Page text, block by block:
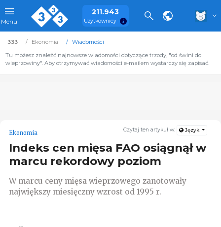
Menu
211.943
Użytkownicy
333 Ekonomia
Wiadomości
Tu możesz znaleźć najnowsze wiadomości dotyczące trzody, "od świni do
wieprzowiny". Aby otrzymywać wiadomości e-mailem wystarczy się zapisać.
Czytaj ten artykuł w: Język
Ekonomia
Indeks cen mięsa FAO osiągnął w
marcu rekordowy poziom
W marcu ceny mięsa wieprzowego zanotowały
największy miesięczny wzrost od 1995 r.